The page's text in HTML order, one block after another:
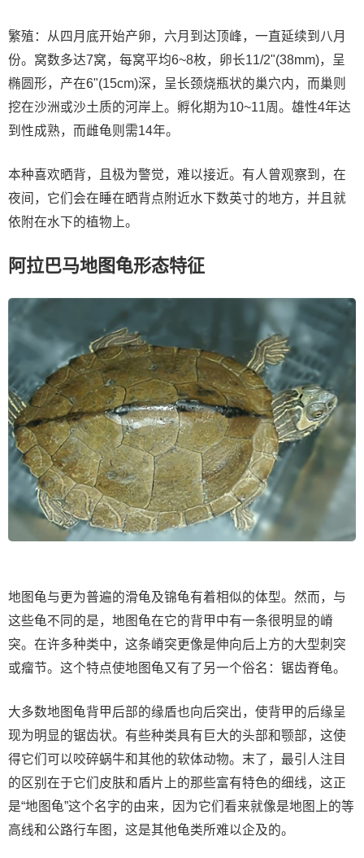
繁殖：从四月底开始产卵，六月到达顶峰，一直延续到八月
份。窝数多达7窝，每窝平均6~8枚，卵长11/2"(38mm)，呈
椭圆形，产在6"(15cm)深，呈长颈烧瓶状的巢穴内，而巢则
挖在沙洲或沙土质的河岸上。孵化期为10~11周。雄性4年达
到性成熟，而雌龟则需14年。
本种喜欢晒背，且极为警觉，难以接近。有人曾观察到，在
夜间，它们会在睡在晒背点附近水下数英寸的地方，并且就
依附在水下的植物上。
阿拉巴马地图龟形态特征
地图龟与更为普遍的滑龟及锦龟有着相似的体型。然而，与
这些龟不同的是，地图龟在它的背甲中有一条很明显的嵴
突。在许多种类中，这条嵴突更像是伸向后上方的大型刺突
或瘤节。这个特点使地图龟又有了另一个俗名：锯齿脊龟。
大多数地图龟背甲后部的缘盾也向后突出，使背甲的后缘呈
现为明显的锯齿状。有些种类具有巨大的头部和颚部，这使
得它们可以咬碎蜗牛和其他的软体动物。末了，最引人注目
的区别在于它们皮肤和盾片上的那些富有特色的细线，这正
是“地图龟”这个名字的由来，因为它们看来就像是地图上的等
高线和公路行车图，这是其他龟类所难以企及的。